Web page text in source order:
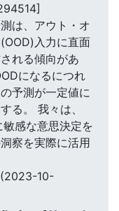
は、アウト・オ
入力に直面
れる傾向があ
になるにつれ
予測が一定値に
る。 我々は、
感な意思決定を
察を実際に活用
(2023-10-